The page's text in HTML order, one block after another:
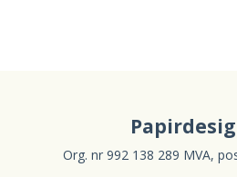
Org. nr 992 138 289 MVA,